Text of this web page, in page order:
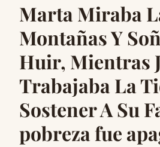
Marta Miraba
Montañas Y
Huir, Mientras
Trabajaba La
Sostener A Su
pobreza fue